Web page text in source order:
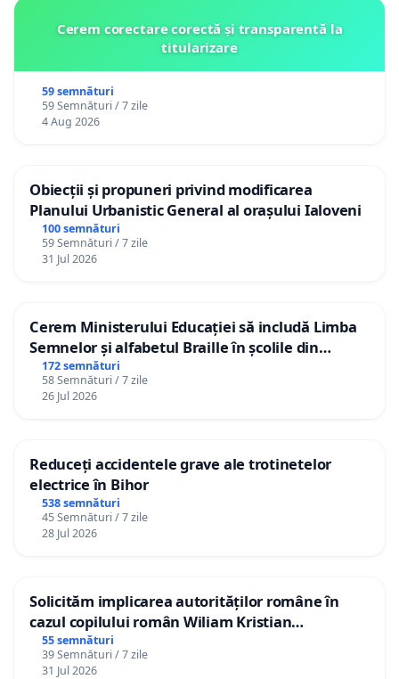
Cerem corectare corectă și transparentă la
titularizare
59 semnături
59 Semnături / 7 zile
4 Aug 2026
Obiecții și propuneri privind modificarea
Planului Urbanistic General al orașului Ialoveni
100 semnături
59 Semnături / 7 zile
31 Jul 2026
Cerem Ministerului Educației să includă Limba
Semnelor și alfabetul Braille în școlile din
Republica Moldova!
172 semnături
58 Semnături / 7 zile
26 Jul 2026
Reduceți accidentele grave ale trotinetelor
electrice în Bihor
538 semnături
45 Semnături / 7 zile
28 Jul 2026
Solicităm implicarea autorităților române în
cazul copilului român Wiliam Kristian
Gheorghe, aflat în plasament în Danemarca de
12 ani
55 semnături
39 Semnături / 7 zile
31 Jul 2026